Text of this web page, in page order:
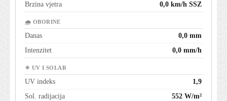
Brzina vjetra 0,0 km/h SSZ
🌧 OBORINE
Danas
0,0 mm
Intenzitet
0,0 mm/h
☀ UV I SOLAR
UV indeks
1,9
Sol. radijacija
552 W/m²